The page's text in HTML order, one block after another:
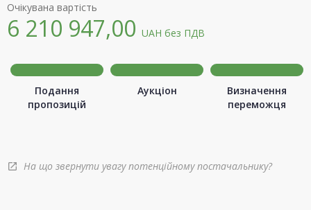
Очікувана вартість
6 210 947,00 UAH без ПДВ
Подання
пропозицій
Аукціон
Визначення
переможця
open_in_new На що звернути увагу потенційному постачальнику?